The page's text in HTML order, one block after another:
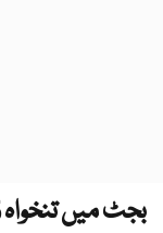
بجٹ میں تنخواہ 15 پنشن 20 فیصد بڑھانے پر غور